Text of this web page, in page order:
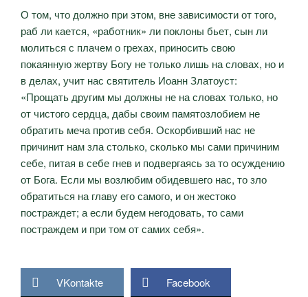
О том, что должно при этом, вне зависимости от того,
раб ли кается, «работник» ли поклоны бьет, сын ли
молиться с плачем о грехах, приносить свою
покаянную жертву Богу не только лишь на словах, но и
в делах, учит нас святитель Иоанн Златоуст:
«Прощать другим мы должны не на словах только, но
от чистого сердца, дабы своим памятозлобием не
обратить меча против себя. Оскорбивший нас не
причинит нам зла столько, сколько мы сами причиним
себе, питая в себе гнев и подвергаясь за то осуждению
от Бога. Если мы возлюбим обидевшего нас, то зло
обратиться на главу его самого, и он жестоко
постраждет; а если будем негодовать, то сами
постраждем и при том от самих себя».
VKontakte Facebook